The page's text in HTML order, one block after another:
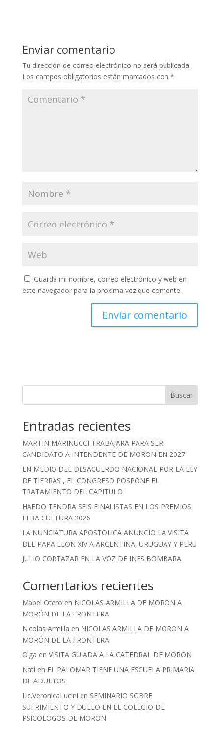
A
p
p
o
o
k
dI
n
Enviar comentario
Tu dirección de correo electrónico no será publicada.
Los campos obligatorios están marcados con *
Guarda mi nombre, correo electrónico y web en
este navegador para la próxima vez que comente.
Buscar
Entradas recientes
MARTIN MARINUCCI TRABAJARA PARA SER
CANDIDATO A INTENDENTE DE MORON EN 2027
EN MEDIO DEL DESACUERDO NACIONAL POR LA LEY
DE TIERRAS , EL CONGRESO POSPONE EL
TRATAMIENTO DEL CAPITULO
HAEDO TENDRA SEIS FINALISTAS EN LOS PREMIOS
FEBA CULTURA 2026
LA NUNCIATURA APOSTOLICA ANUNCIO LA VISITA
DEL PAPA LEON XIV A ARGENTINA, URUGUAY Y PERU
JULIO CORTAZAR EN LA VOZ DE INES BOMBARA
Comentarios recientes
Mabel Otero en NICOLAS ARMILLA DE MORON A
MORÓN DE LA FRONTERA
Nicolas Armilla en NICOLAS ARMILLA DE MORON A
MORÓN DE LA FRONTERA
Olga en VISITA GUIADA A LA CATEDRAL DE MORON
Nati en EL PALOMAR TIENE UNA ESCUELA PRIMARIA
DE ADULTOS
Lic.VeronicaLucini en SEMINARIO SOBRE
SUFRIMIENTO Y DUELO EN EL COLEGIO DE
PSICOLOGOS DE MORON